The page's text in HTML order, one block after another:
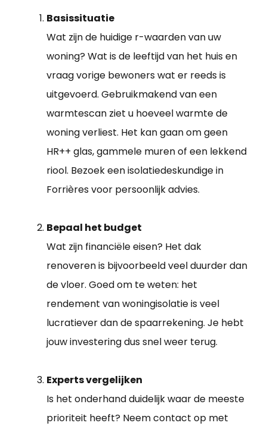
Basissituatie
Wat zijn de huidige r-waarden van uw
woning? Wat is de leeftijd van het huis en
vraag vorige bewoners wat er reeds is
uitgevoerd. Gebruikmakend van een
warmtescan ziet u hoeveel warmte de
woning verliest. Het kan gaan om geen
HR++ glas, gammele muren of een lekkend
riool. Bezoek een isolatiedeskundige in
Forrières voor persoonlijk advies.
Bepaal het budget
Wat zijn financiële eisen? Het dak
renoveren is bijvoorbeeld veel duurder dan
de vloer. Goed om te weten: het
rendement van woningisolatie is veel
lucratiever dan de spaarrekening. Je hebt
jouw investering dus snel weer terug.
Experts vergelijken
Is het onderhand duidelijk waar de meeste
prioriteit heeft? Neem contact op met